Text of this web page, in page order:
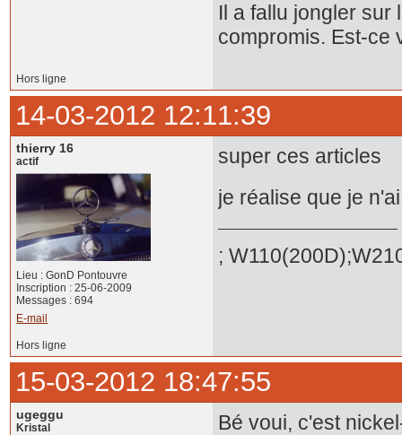
Il a fallu jongler sur
compromis. Est-ce
Hors ligne
14-03-2012 12:11:39
thierry 16
actif
Lieu : GonD Pontouvre
Inscription : 25-06-2009
Messages : 694
E-mail
super ces articles
je réalise que je
;
Hors ligne
15-03-2012 18:47:55
ugeggu
Kristal
Bé voui, c'est